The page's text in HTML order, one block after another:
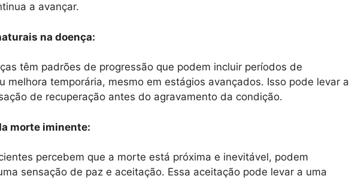
a avançar.
na doença:
têm padrões de progressão que podem incluir períodos de
melhora temporária, mesmo em estágios avançados. Isso pode levar a
de recuperação antes do agravamento da condição.
morte iminente:
percebem que a morte está próxima e inevitável, podem
sensação de paz e aceitação. Essa aceitação pode levar a uma